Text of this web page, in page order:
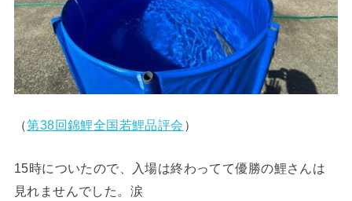
（第38回錦鯉全国若鯉品評会 ）
15時についたので、入場は終わってて優勝の鯉さんは
見れませんでした。涙